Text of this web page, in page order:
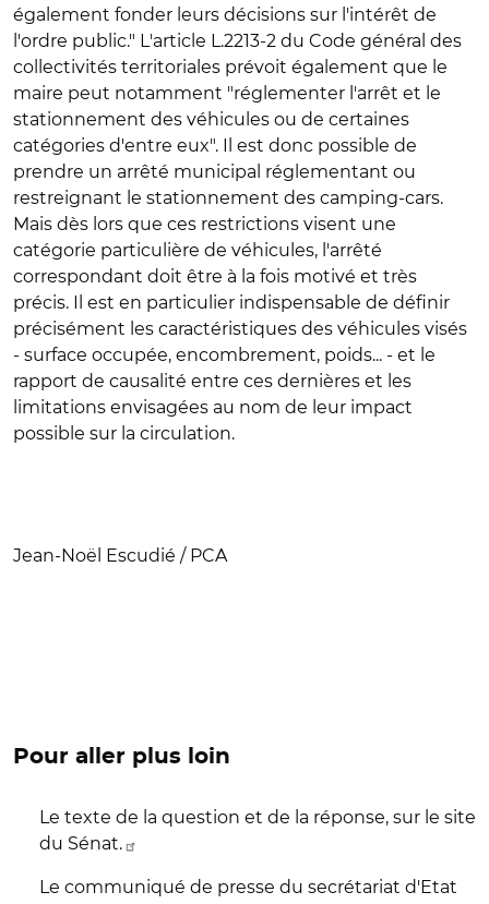
également fonder leurs décisions sur l'intérêt de
l'ordre public." L'article L.2213-2 du Code général des
collectivités territoriales prévoit également que le
maire peut notamment "réglementer l'arrêt et le
stationnement des véhicules ou de certaines
catégories d'entre eux". Il est donc possible de
prendre un arrêté municipal réglementant ou
restreignant le stationnement des camping-cars.
Mais dès lors que ces restrictions visent une
catégorie particulière de véhicules, l'arrêté
correspondant doit être à la fois motivé et très
précis. Il est en particulier indispensable de définir
précisément les caractéristiques des véhicules visés
- surface occupée, encombrement, poids... - et le
rapport de causalité entre ces dernières et les
limitations envisagées au nom de leur impact
possible sur la circulation.
Jean-Noël Escudié / PCA
Pour aller plus loin
Le texte de la question et de la réponse, sur le site
du Sénat.
Le communiqué de presse du secrétariat d'Etat